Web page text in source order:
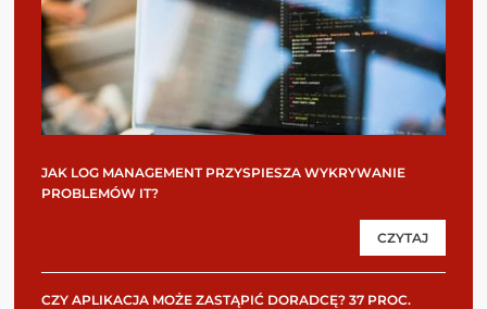
JAK LOG MANAGEMENT PRZYSPIESZA WYKRYWANIE
PROBLEMÓW IT?
CZYTAJ
CZY APLIKACJA MOŻE ZASTĄPIĆ DORADCĘ? 37 PROC.